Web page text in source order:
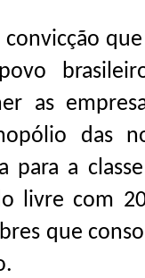
as
das
para a
livre com
que